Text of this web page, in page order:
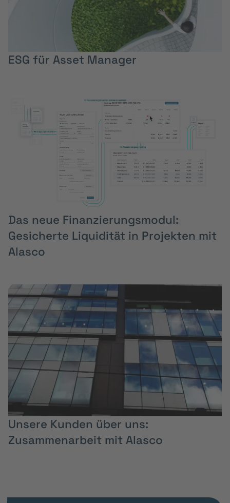
ESG für Asset Manager
Das neue Finanzierungsmodul:
Gesicherte Liquidität in Projekten mit
Alasco
Unsere Kunden über uns:
Zusammenarbeit mit Alasco